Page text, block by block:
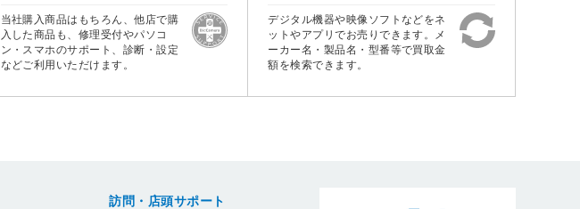
当社購入商品はもちろん、他店で購
入した商品も、修理受付やパソコ
ン・スマホのサポート、診断・設定
などご利用いただけます。
デジタル機器や映像ソフトなどをネ
ットやアプリでお売りできます。メ
ーカー名・製品名・型番等で買取金
額を検索できます。
訪問・店頭サポート